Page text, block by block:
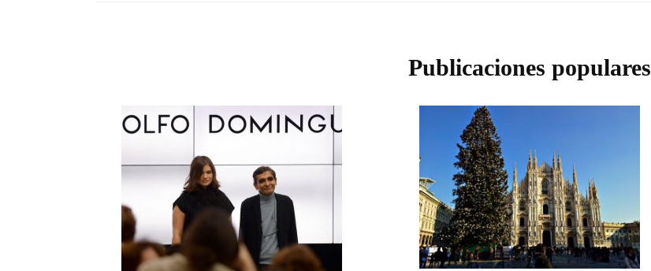
Publicaciones populares